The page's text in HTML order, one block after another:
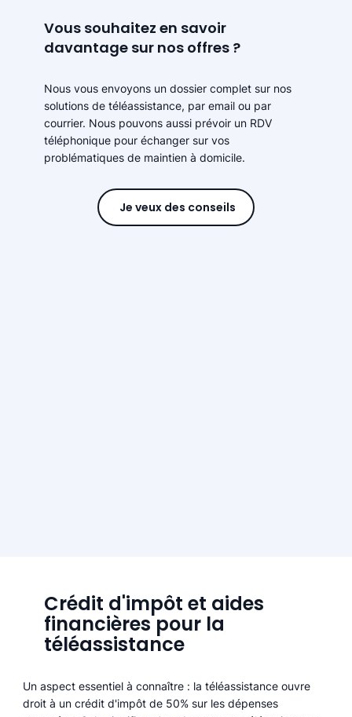
Vous souhaitez en savoir
davantage sur nos offres ?
Nous vous envoyons un dossier complet sur nos
solutions de téléassistance, par email ou par
courrier. Nous pouvons aussi prévoir un RDV
téléphonique pour échanger sur vos
problématiques de maintien à domicile.
Je veux des conseils
Crédit d'impôt et aides
financières pour la
téléassistance
Un aspect essentiel à connaître : la téléassistance ouvre
droit à un crédit d'impôt de 50% sur les dépenses